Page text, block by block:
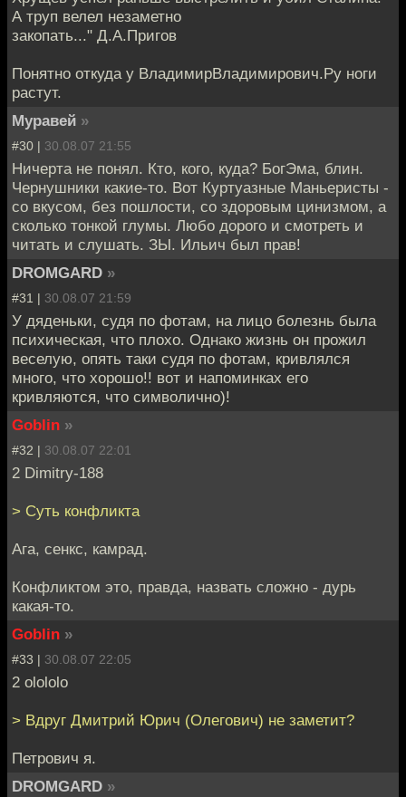
А труп велел незаметно
закопать..." Д.А.Пригов
Понятно откуда у ВладимирВладимирович.Ру ноги
растут.
Муравей »
#30 | 30.08.07 21:55
Ничерта не понял. Кто, кого, куда? БогЭма, блин.
Чернушники какие-то. Вот Куртуазные Маньеристы -
со вкусом, без пошлости, со здоровым цинизмом, а
сколько тонкой глумы. Любо дорого и смотреть и
читать и слушать. ЗЫ. Ильич был прав!
DROMGARD »
#31 | 30.08.07 21:59
У дяденьки, судя по фотам, на лицо болезнь была
психическая, что плохо. Однако жизнь он прожил
веселую, опять таки судя по фотам, кривлялся
много, что хорошо!! вот и напоминках его
кривляются, что символично)!
Goblin »
#32 | 30.08.07 22:01
2 Dimitry-188
> Суть конфликта
Ага, сенкс, камрад.
Конфликтом это, правда, назвать сложно - дурь
какая-то.
Goblin »
#33 | 30.08.07 22:05
2 olololo
> Вдруг Дмитрий Юрич (Олегович) не заметит?
Петрович я.
DROMGARD »